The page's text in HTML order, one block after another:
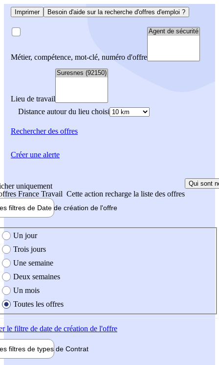
Imprimer Besoin d'aide sur la recherche d'offres d'emploi ?
Métier, compétence, mot-clé, numéro d'offre
Lieu de travail
Distance autour du lieu choisi
Rechercherdes offres
uniquement
France Travail Cette action recharge la liste des offres
Qui sont
filtres de Date de création de l'offre
création de l'offre
Un jour
Trois jours
Une semaine
Deux semaines
Un mois
Toutes les offres
le filtre de date de création de l'offre
filtres de types de Contrat
Créer une alerte